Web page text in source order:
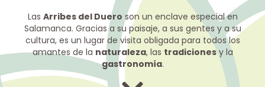
Las Arribes del Duero son un enclave especial en
Salamanca. Gracias a su paisaje, a sus gentes y a su
cultura, es un lugar de visita obligada para todos los
amantes de la naturaleza, las tradicionesy la
gastronomía.